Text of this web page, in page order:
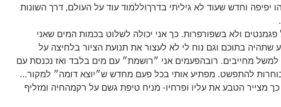
יפיפה וחדש שעוד לא גיליתי בדרךוללמוד עוד על העולם, דרך השונות
ולא בשפורפרות. כך אני יכולה לשלוט בכמות המים שאני
שתהיה בתוכם וגם נוח לי לא לעצור את תנועת הציור בלחיצה על
מחייבים. רובהפעמים אני ״רושמת״ עם מים בלבד ואז נכנסת עם
בוחרות להתפשט. מפתיע אותי בכל פעם מחדש ש״יוצא דומה״ למקור...
כך מצייר הטבע את עליו ופרחיו- מניח טיפת גשם על רקמהחיה ומזליף